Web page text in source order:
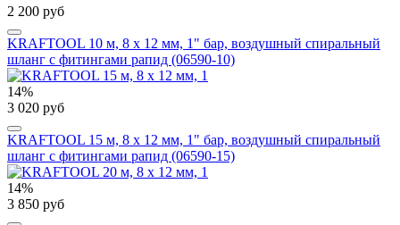
2 200 руб
KRAFTOOL 10 м, 8 х 12 мм, 1" бар, воздушный спиральный
шланг с фитингами рапид (06590-10)
14%
3 020 руб
KRAFTOOL 15 м, 8 х 12 мм, 1" бар, воздушный спиральный
шланг с фитингами рапид (06590-15)
14%
3 850 руб